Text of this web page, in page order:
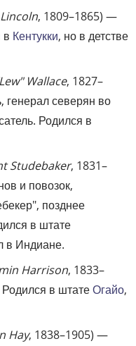
, 1809–1865) —
в Кентукки, но в детстве
Wallace, 1827–
генерал северян во
Родился в
Studebaker, 1831–
и повозок,
позднее
в штате
в Индиане.
Harrison, 1833–
Родился в штатеОгайо,
Hay, 1838–1905) —